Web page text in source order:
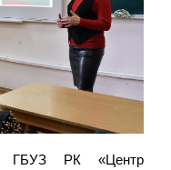
ГБУЗ РК «Центр